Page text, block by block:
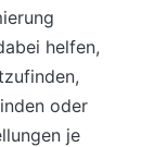
helfen,
oder
je